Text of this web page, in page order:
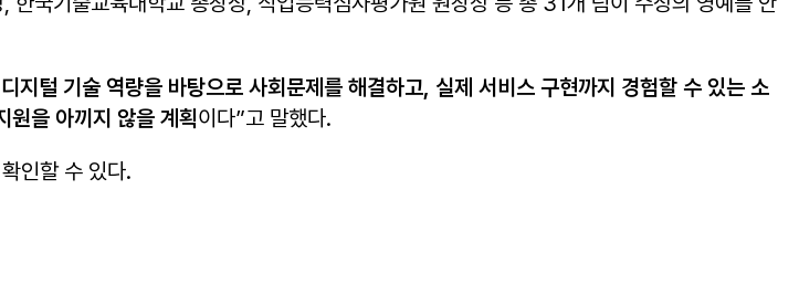
디지털 기술 역량을 바탕으로 사회문제를 해결하고, 실제 서비스 구현까지 경험할 수 있는 소
원을 아끼지 않을 계획이다”고 말했다.
인할 수 있다.